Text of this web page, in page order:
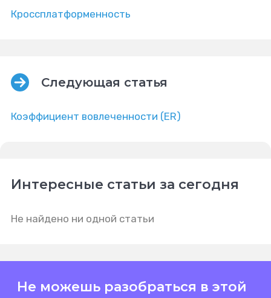
Кроссплатформенность
Следующая статья
Коэффициент вовлеченности (ER)
Интересные статьи за сегодня
Не найдено ни одной статьи
Не можешь разобраться в этой